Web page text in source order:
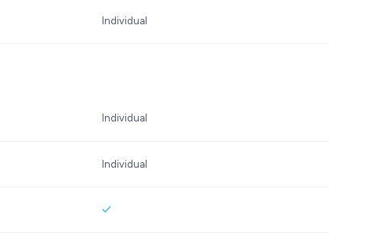
Individual
Individual
Individual